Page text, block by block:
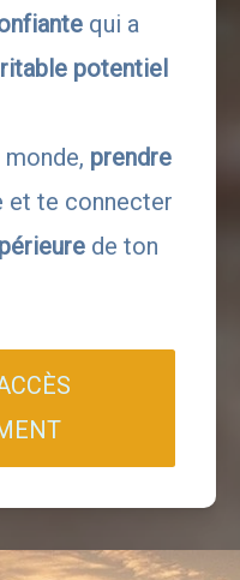
prendre
et te connecter
de ton